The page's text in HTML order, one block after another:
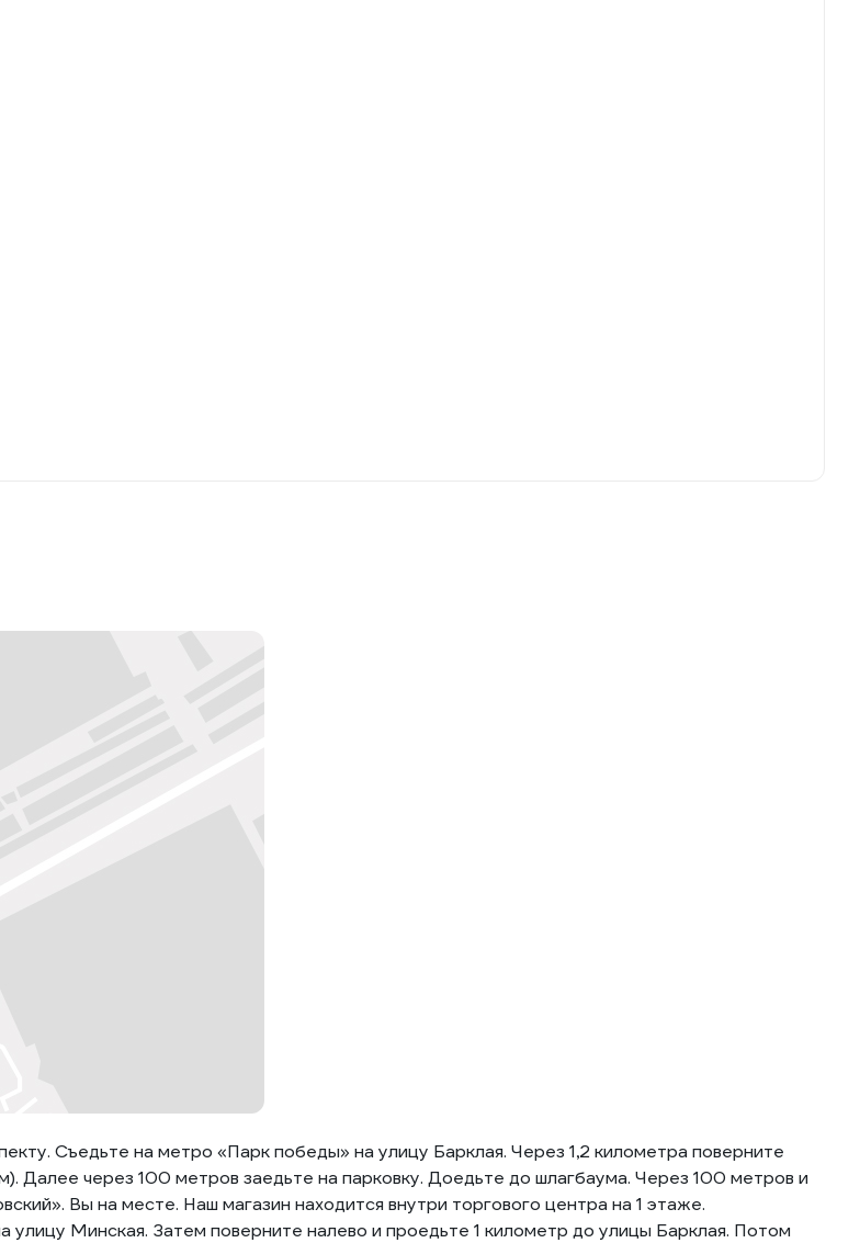
Съедьте на метро «Парк победы» на улицу Барклая. Через 1,2 километра поверните
Далее через 100 метров заедьте на парковку. Доедьте до шлагбаума. Через 100 метров и
Вы на месте. Наш магазин находится внутри торгового центра на 1 этаже.
Минская. Затем поверните налево и проедьте 1 километр до улицы Барклая. Потом